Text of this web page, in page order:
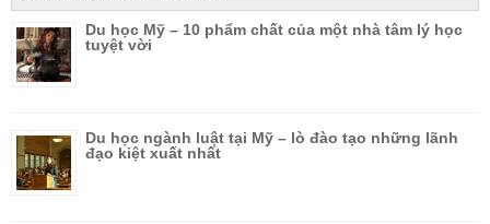
Du học Mỹ – 10 phẩm chất của một nhà tâm lý học
tuyệt vời
Du học ngành luật tại Mỹ – lò đào tạo những lãnh
đạo kiệt xuất nhất